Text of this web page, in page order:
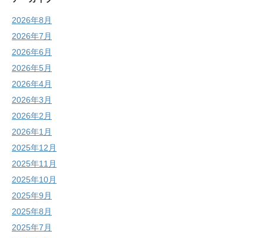
2026年8月
2026年7月
2026年6月
2026年5月
2026年4月
2026年3月
2026年2月
2026年1月
2025年12月
2025年11月
2025年10月
2025年9月
2025年8月
2025年7月